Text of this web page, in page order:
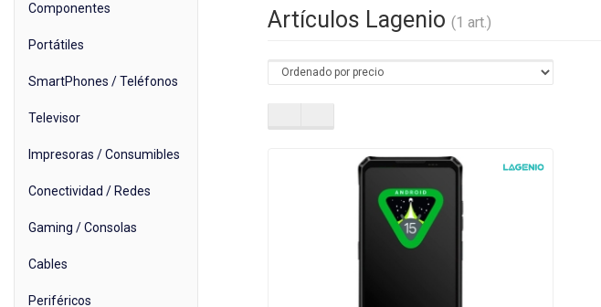
Componentes
Portátiles
SmartPhones / Teléfonos
Televisor
Impresoras / Consumibles
Conectividad / Redes
Gaming / Consolas
Cables
Periféricos
Artículos Lagenio (1 art.)